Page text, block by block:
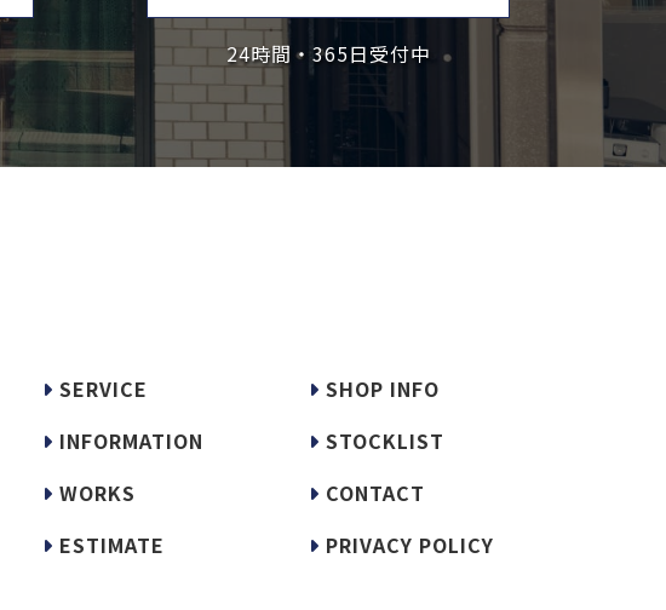
24時間・365日受付中
SERVICE
SHOP INFO
INFORMATION
STOCKLIST
WORKS
CONTACT
ESTIMATE
PRIVACY POLICY